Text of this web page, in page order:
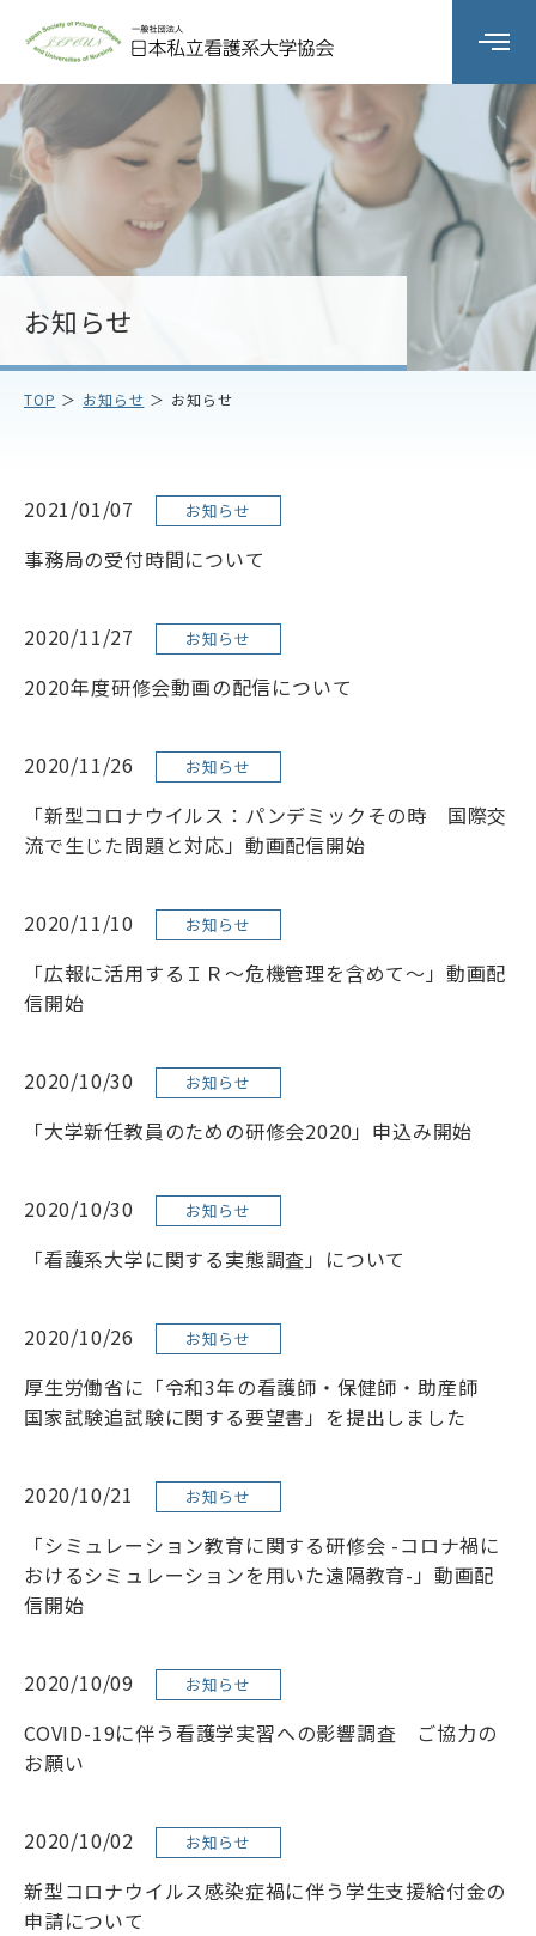
組織の概要
委員会活動
会員校情報
アクセス プライバシーポリシー
リンク
会員専用ページ
お知らせ
TOP お知らせ お知らせ
2021/01/07 お知らせ
事務局の受付時間について
2020/11/27 お知らせ
2020年度研修会動画の配信について
2020/11/26 お知らせ
「新型コロナウイルス：パンデミックその時 国際交
流で生じた問題と対応」動画配信開始
2020/11/10 お知らせ
「広報に活用するＩＲ～危機管理を含めて～」動画配
信開始
2020/10/30 お知らせ
「大学新任教員のための研修会2020」申込み開始
2020/10/30 お知らせ
「看護系大学に関する実態調査」について
2020/10/26 お知らせ
厚生労働省に「令和3年の看護師・保健師・助産師
国家試験追試験に関する要望書」を提出しました
2020/10/21 お知らせ
「シミュレーション教育に関する研修会 -コロナ禍に
おけるシミュレーションを用いた遠隔教育-」動画配
信開始
2020/10/09 お知らせ
COVID-19に伴う看護学実習への影響調査 ご協力の
お願い
2020/10/02 お知らせ
新型コロナウイルス感染症禍に伴う学生支援給付金の
申請について